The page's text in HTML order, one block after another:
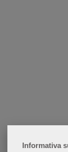
Informativa